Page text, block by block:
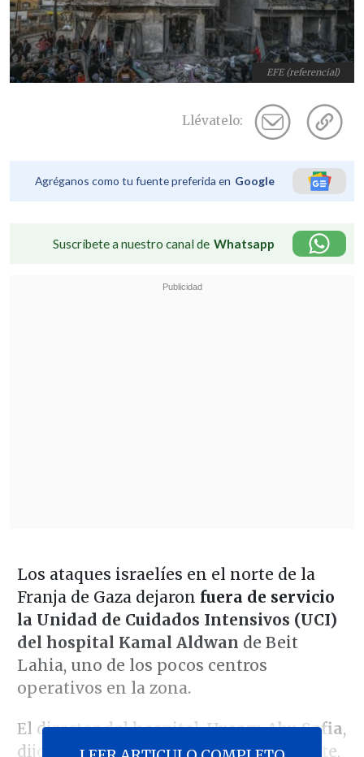
EFE (referencial)
Llévatelo:
Agréganos como tu fuente preferida en Google
Suscríbete a nuestro canal de Whatsapp
Los ataques israelíes en el norte de la
Franja de Gaza dejaron fuera de servicio
la Unidad de Cuidados Intensivos (UCI)
del hospital Kamal Aldwan de Beit
Lahia, uno de los pocos centros
operativos en la zona.
El director del hospital,Husam Abu Safia,
dijo que la UCI fue atacada directamente,